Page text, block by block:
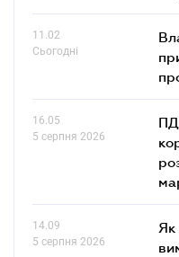
11.02
Сьогодні
16.05
5 серпня 2026
14.09
5 серпня 2026
Як